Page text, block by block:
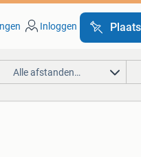
Inloggen
Alle afstanden…